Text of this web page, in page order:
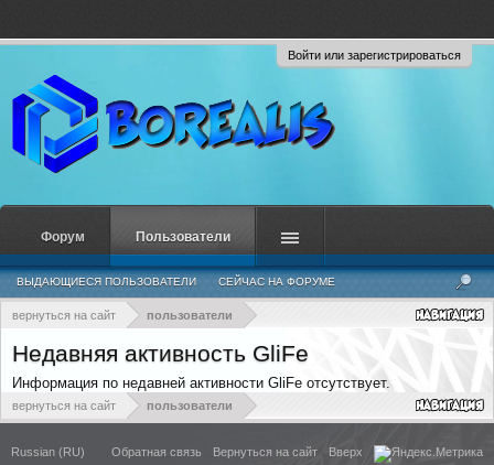
Войти или зарегистрироваться
вернуться на сайт пользователи
Недавняя активность GliFe
Информация по недавней активности GliFe отсутствует.
вернуться на сайт пользователи
Форум Пользователи
ВЫДАЮЩИЕСЯ ПОЛЬЗОВАТЕЛИ СЕЙЧАС НА ФОРУМЕ
НЕДАВНЯЯ АКТИВНОСТЬ НОВЫЕ СООБЩЕНИЯ ПРОФИЛЯ
Russian (RU) Обратная связь Вернуться на сайт Вверх